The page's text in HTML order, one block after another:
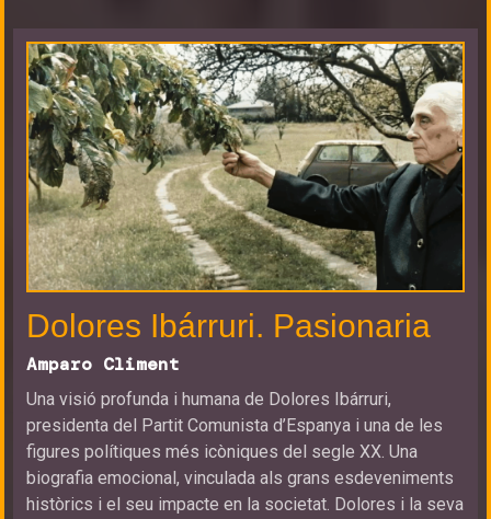
Dolores Ibárruri. Pasionaria
Amparo Climent
Una visió profunda i humana de Dolores Ibárruri,
presidenta del Partit Comunista d’Espanya i una de les
figures polítiques més icòniques del segle XX. Una
biografia emocional, vinculada als grans esdeveniments
històrics i el seu impacte en la societat. Dolores i la seva